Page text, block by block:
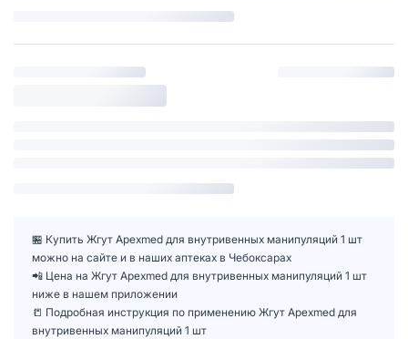
🏪 Купить Жгут Apexmed для внутривенных манипуляций 1 шт
можно на сайте и в наших аптеках в Чебоксарах
📲 Цена на Жгут Apexmed для внутривенных манипуляций 1 шт
ниже в нашем приложении
📒 Подробная инструкция по применению Жгут Apexmed для
внутривенных манипуляций 1 шт